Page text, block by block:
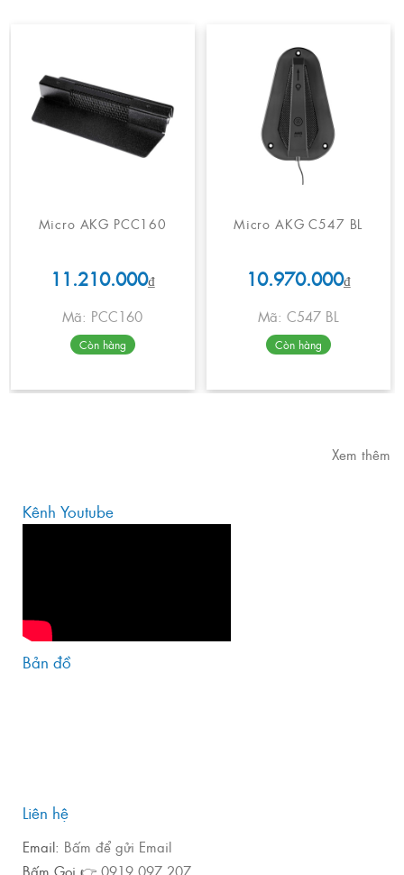
Micro AKG PCC160
11.210.000₫
Mã: PCC160
Còn hàng
Micro AKG C547 BL
10.970.000₫
Mã: C547 BL
Còn hàng
Xem thêm
Kênh Youtube
Bản đồ
Liên hệ
Email: Bấm để gửi Email